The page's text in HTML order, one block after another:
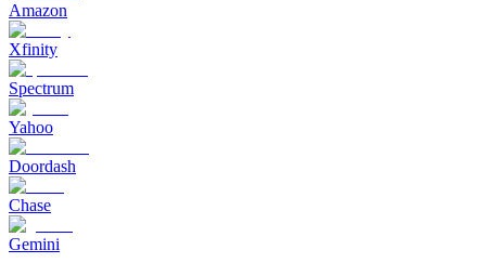
Amazon
Xfinity
Spectrum
Yahoo
Doordash
Chase
Gemini